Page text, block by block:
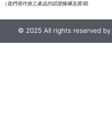
(我們用作施工產品的認證機構及獎項)
© 2025 All rights reserved by